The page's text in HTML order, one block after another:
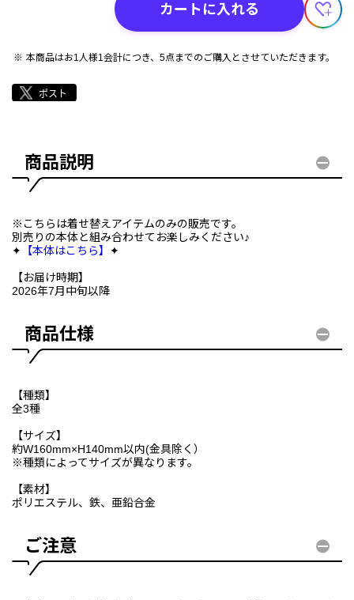
カートに入れる
本商品はお1人様1会計につき、5点までのご購入とさせていただきます。
商品説明
※こちらは着せ替えアイテムのみの販売です。
別売りの本体と組み合わせてお楽しみください♪
✦ 【本体はこちら】 ✦
【お届け時期】
2026年7月中旬以降
商品仕様
【種類】
全3種
【サイズ】
約W160mm×H140mm以内(金具除く）
※種類によってサイズが異なります。
【素材】
ポリエステル、鉄、亜鉛合金
ご注意